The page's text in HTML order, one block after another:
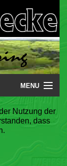
MENU
Nutzung der
dass